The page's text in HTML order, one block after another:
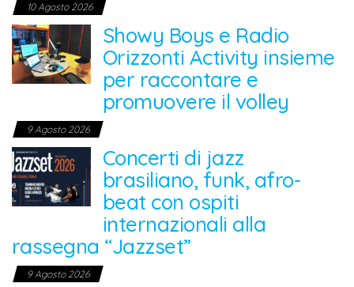
10 Agosto 2026
Showy Boys e Radio
Orizzonti Activity insieme
per raccontare e
promuovere il volley
9 Agosto 2026
Concerti di jazz
brasiliano, funk, afro-
beat con ospiti
internazionali alla
rassegna “Jazzset”
9 Agosto 2026